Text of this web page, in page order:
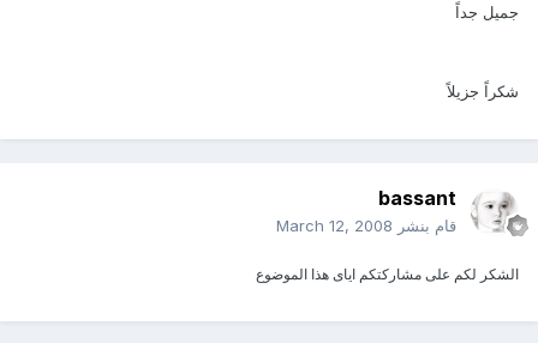
جميل جداً
شكراً جزيلاً
bassant
قام بنشر March 12, 2008
الشكر لكم على مشاركتكم اياى هذا الموضوع